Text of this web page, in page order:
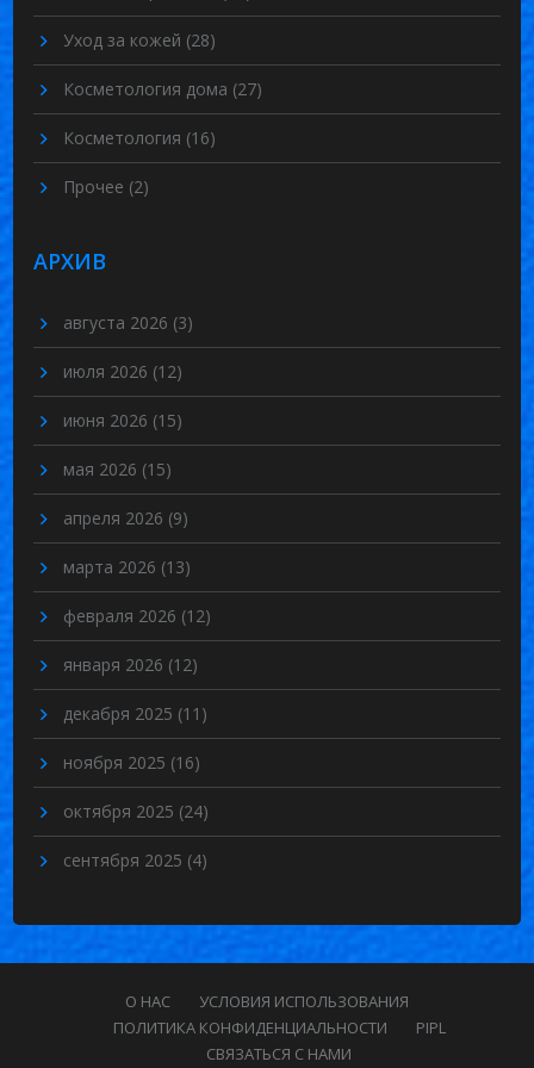
Уход за кожей (28)
Косметология дома (27)
Косметология (16)
Прочее (2)
АРХИВ
августа 2026 (3)
июля 2026 (12)
июня 2026 (15)
мая 2026 (15)
апреля 2026 (9)
марта 2026 (13)
февраля 2026 (12)
января 2026 (12)
декабря 2025 (11)
ноября 2025 (16)
октября 2025 (24)
сентября 2025 (4)
О НАС
УСЛОВИЯ ИСПОЛЬЗОВАНИЯ
ПОЛИТИКА КОНФИДЕНЦИАЛЬНОСТИ
PIPL
СВЯЗАТЬСЯ С НАМИ